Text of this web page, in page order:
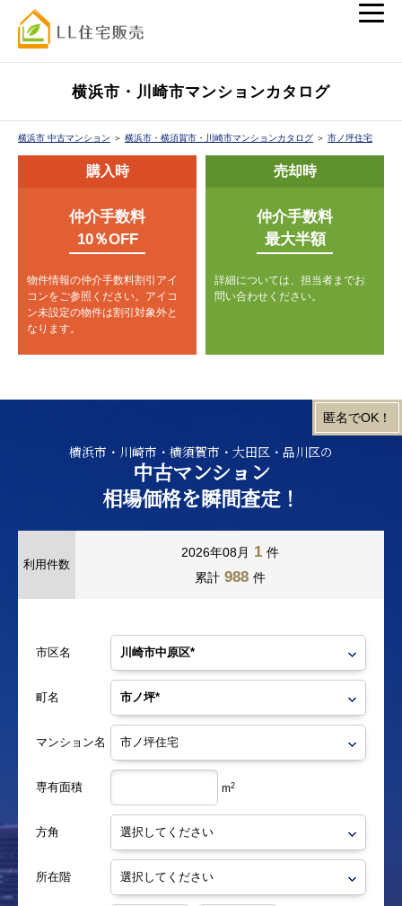
横浜市・川崎市マンションカタログ
横浜市 中古マンション ＞ 横浜市・横須賀市・川崎市マンションカタログ ＞ 市ノ坪住宅
購入時
仲介手数料
10％OFF
物件情報の仲介手数料割引アイ
コンをご参照ください。 アイコ
ン未設定の物件は割引対象外と
なります。
売却時
仲介手数料
最大半額
詳細については、担当者までお
問い合わせください。
横浜市・川崎市・横須賀市・大田区・品川区の
中古マンション
相場価格を瞬間査定！
利用件数
2026年08月 1 件
累計 988 件
市区名
町名
マンション名
専有面積 m2
方角
所在階